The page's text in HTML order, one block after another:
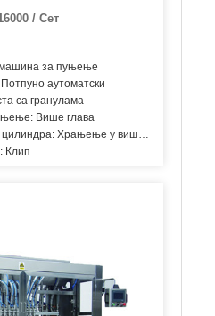
сос Теглица од меда
за паковање
/ Сет
машина за пуњење
аутоматски
са гранулама
Више глава
цилиндра: Храњење у више просторија
Клип